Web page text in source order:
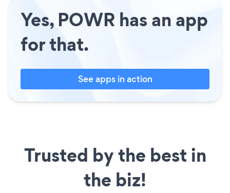
Yes, POWR has an app
for that.
See apps in action
Trusted by the best in
the biz!